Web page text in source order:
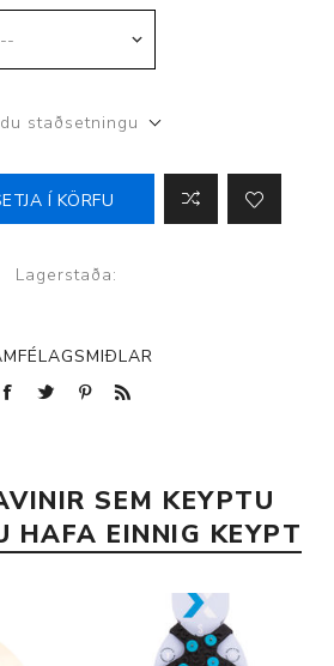
staðsetningu
Í KÖRFU
Lagerstaða:
SEM KEYPTU
HAFA EINNIG KEYPT